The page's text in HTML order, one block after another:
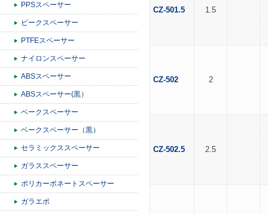
PPSスペーサー
ピークスペーサー
PTFEスペーサー
ナイロンスペーサー
ABSスペーサー
ABSスペーサー(黒）
ベークスペーサー
ベークスペーサー（黒）
セラミックススペーサー
ガラススペーサー
ポリカーボネートスペーサー
ガラエポ
CZ-501.5 1.5
CZ-502 2
CZ-502.5 2.5